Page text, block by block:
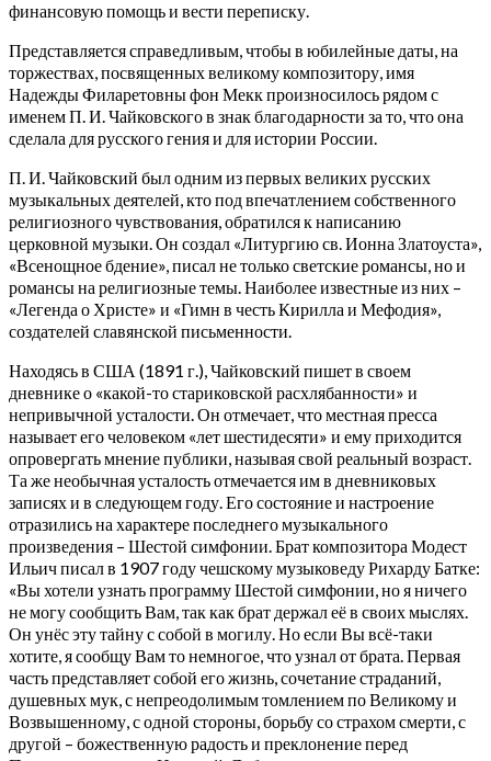
финансовую помощь и вести переписку.
Представляется справедливым, чтобы в юбилейные даты, на
торжествах, посвященных великому композитору, имя
Надежды Филаретовны фон Мекк произносилось рядом с
именем П. И. Чайковского в знак благодарности за то, что она
сделала для русского гения и для истории России.
П. И. Чайковский был одним из первых великих русских
музыкальных деятелей, кто под впечатлением собственного
религиозного чувствования, обратился к написанию
церковной музыки. Он создал «Литургию св. Ионна Златоуста»,
«Всенощное бдение», писал не только светские романсы, но и
романсы на религиозные темы. Наиболее известные из них –
«Легенда о Христе» и «Гимн в честь Кирилла и Мефодия»,
создателей славянской письменности.
Находясь в США (1891 г.), Чайковский пишет в своем
дневнике о «какой-то стариковской расхлябанности» и
непривычной усталости. Он отмечает, что местная пресса
называет его человеком «лет шестидесяти» и ему приходится
опровергать мнение публики, называя свой реальный возраст.
Та же необычная усталость отмечается им в дневниковых
записях и в следующем году. Его состояние и настроение
отразились на характере последнего музыкального
произведения – Шестой симфонии. Брат композитора Модест
Ильич писал в 1907 году чешскому музыковеду Рихарду Батке:
«Вы хотели узнать программу Шестой симфонии, но я ничего
не могу сообщить Вам, так как брат держал её в своих мыслях.
Он унёс эту тайну с собой в могилу. Но если Вы всё-таки
хотите, я сообщу Вам то немногое, что узнал от брата. Первая
часть представляет собой его жизнь, сочетание страданий,
душевных мук, с непреодолимым томлением по Великому и
Возвышенному, с одной стороны, борьбу со страхом смерти, с
другой – божественную радость и преклонение перед